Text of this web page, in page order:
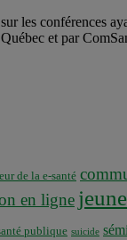
les conférences
et par
de la e-santé
en ligne
publique suicide